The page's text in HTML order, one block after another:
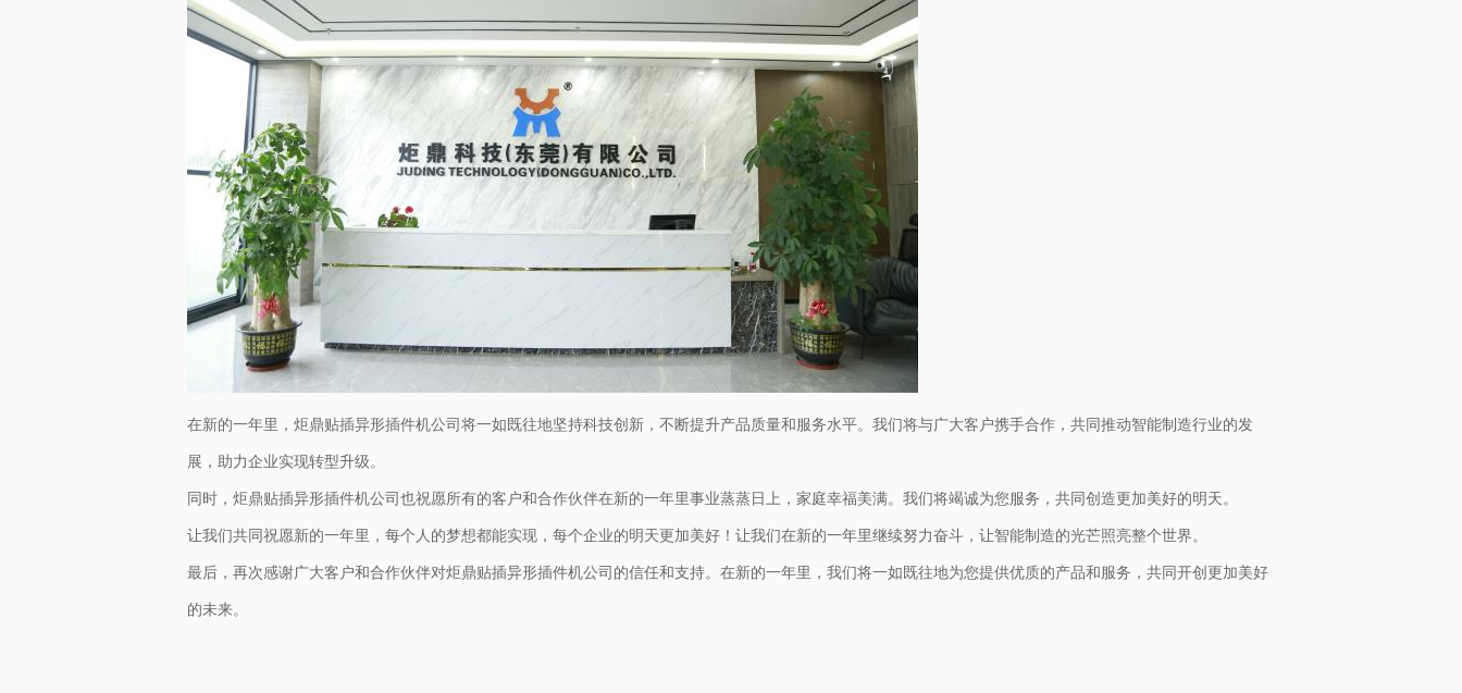
在新的一年里，炬鼎贴插异形插件机公司将一如既往地坚持科技创新，不断提升产品质量和服务水平。我们将与广大客户携手合作，共同推动智能制造行业的发
展，助力企业实现转型升级。
同时，炬鼎贴插异形插件机公司也祝愿所有的客户和合作伙伴在新的一年里事业蒸蒸日上，家庭幸福美满。我们将竭诚为您服务，共同创造更加美好的明天。
让我们共同祝愿新的一年里，每个人的梦想都能实现，每个企业的明天更加美好！让我们在新的一年里继续努力奋斗，让智能制造的光芒照亮整个世界。
最后，再次感谢广大客户和合作伙伴对炬鼎贴插异形插件机公司的信任和支持。在新的一年里，我们将一如既往地为您提供优质的产品和服务，共同开创更加美好
的未来。